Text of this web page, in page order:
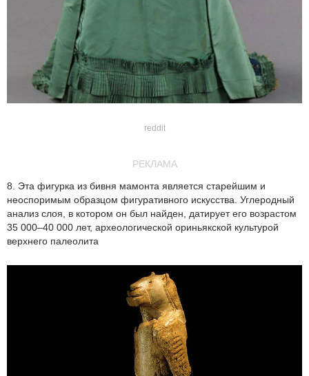
reddit
РЕКЛАМА
8. Эта фигурка из бивня мамонта является старейшим и
неоспоримым образцом фигуративного искусства. Углеродный
анализ слоя, в котором он был найден, датирует его возрастом
35 000–40 000 лет, археологической ориньякской культурой
верхнего палеолита